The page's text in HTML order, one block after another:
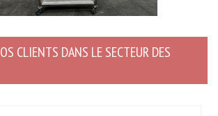
CLIENTS DANS LE SECTEUR DES